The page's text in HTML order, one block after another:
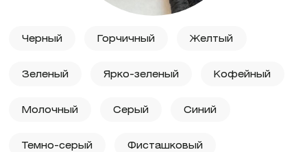
Черный Горчичный Желтый
Зеленый Ярко-зеленый Кофейный
Молочный Серый Синий
Темно-серый Фисташковый